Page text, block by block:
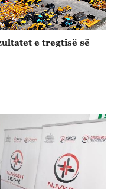
e tregtisë së